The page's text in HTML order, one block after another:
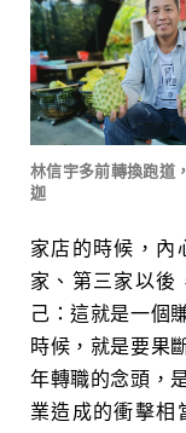
林信宇多前轉換跑道
迦
家店的時候，內
家、第三家以後
己：這就是一個
時候，就是要果
年轉職的念頭，
業造成的衝擊相